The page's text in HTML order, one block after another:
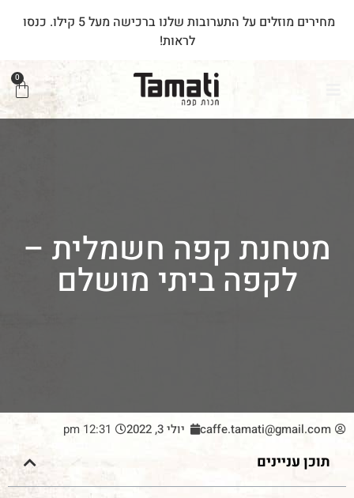
מחירים מוזלים על התערובות שלנוברכישה מעל5 קילו. כנסו
לראות!
0
מטחנת קפה חשמלית –
לקפה ביתי מושלם
caffe.tamati@gmail.com יולי 3, 2022 12:31 pm
תוכן עניינים